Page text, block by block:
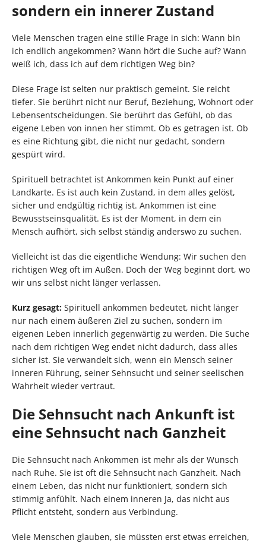
sondern ein innerer Zustand
Viele Menschen tragen eine stille Frage in sich: Wann bin
ich endlich angekommen? Wann hört die Suche auf? Wann
weiß ich, dass ich auf dem richtigen Weg bin?
Diese Frage ist selten nur praktisch gemeint. Sie reicht
tiefer. Sie berührt nicht nur Beruf, Beziehung, Wohnort oder
Lebensentscheidungen. Sie berührt das Gefühl, ob das
eigene Leben von innen her stimmt. Ob es getragen ist. Ob
es eine Richtung gibt, die nicht nur gedacht, sondern
gespürt wird.
Spirituell betrachtet ist Ankommen kein Punkt auf einer
Landkarte. Es ist auch kein Zustand, in dem alles gelöst,
sicher und endgültig richtig ist. Ankommen ist eine
Bewusstseinsqualität. Es ist der Moment, in dem ein
Mensch aufhört, sich selbst ständig anderswo zu suchen.
Vielleicht ist das die eigentliche Wendung: Wir suchen den
richtigen Weg oft im Außen. Doch der Weg beginnt dort, wo
wir uns selbst nicht länger verlassen.
Kurz gesagt: Spirituell ankommen bedeutet, nicht länger
nur nach einem äußeren Ziel zu suchen, sondern im
eigenen Leben innerlich gegenwärtig zu werden. Die Suche
nach dem richtigen Weg endet nicht dadurch, dass alles
sicher ist. Sie verwandelt sich, wenn ein Mensch seiner
inneren Führung, seiner Sehnsucht und seiner seelischen
Wahrheit wieder vertraut.
Die Sehnsucht nach Ankunft ist
eine Sehnsucht nach Ganzheit
Die Sehnsucht nach Ankommen ist mehr als der Wunsch
nach Ruhe. Sie ist oft die Sehnsucht nach Ganzheit. Nach
einem Leben, das nicht nur funktioniert, sondern sich
stimmig anfühlt. Nach einem inneren Ja, das nicht aus
Pflicht entsteht, sondern aus Verbindung.
Viele Menschen glauben, sie müssten erst etwas erreichen,